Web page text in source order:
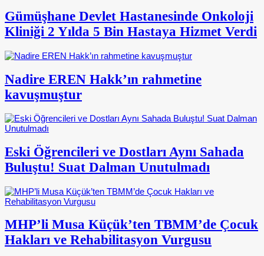
Gümüşhane Devlet Hastanesinde Onkoloji
Kliniği 2 Yılda 5 Bin Hastaya Hizmet Verdi
Nadire EREN Hakk’ın rahmetine
kavuşmuştur
Eski Öğrencileri ve Dostları Aynı Sahada
Buluştu! Suat Dalman Unutulmadı
MHP’li Musa Küçük’ten TBMM’de Çocuk
Hakları ve Rehabilitasyon Vurgusu